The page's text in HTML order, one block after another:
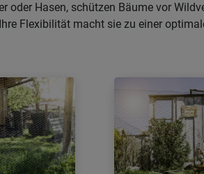
oder Hasen, schützen Bäume vor
Flexibilität macht sie zu einer